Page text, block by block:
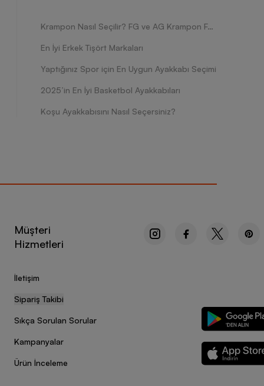
Krampon Nasıl Seçilir? FG ve AG Krampon Farkları Nelerdir?
En İyi Erkek Tişört Markaları
Yaptığınız Spor için En Uygun Ayakkabı Seçimi
2025’in En İyi Basketbol Ayakkabıları
Koşu Ayakkabısını Nasıl Seçersiniz?
Müşteri
Hizmetleri
İletişim
Sipariş Takibi
Sıkça Sorulan Sorular
Kampanyalar
Ürün İnceleme